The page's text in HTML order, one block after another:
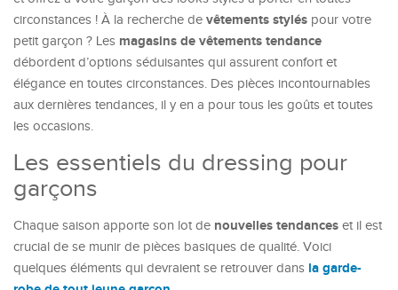
circonstances ! À la recherche de vêtements stylés pour votre
petit garçon ? Les magasins de vêtements tendance
débordent d’options séduisantes qui assurent confort et
élégance en toutes circonstances. Des pièces incontournables
aux dernières tendances, il y en a pour tous les goûts et toutes
les occasions.
Les essentiels du dressing pour
garçons
Chaque saison apporte son lot de nouvelles tendances et il est
crucial de se munir de pièces basiques de qualité. Voici
quelques éléments qui devraient se retrouver dans la garde-